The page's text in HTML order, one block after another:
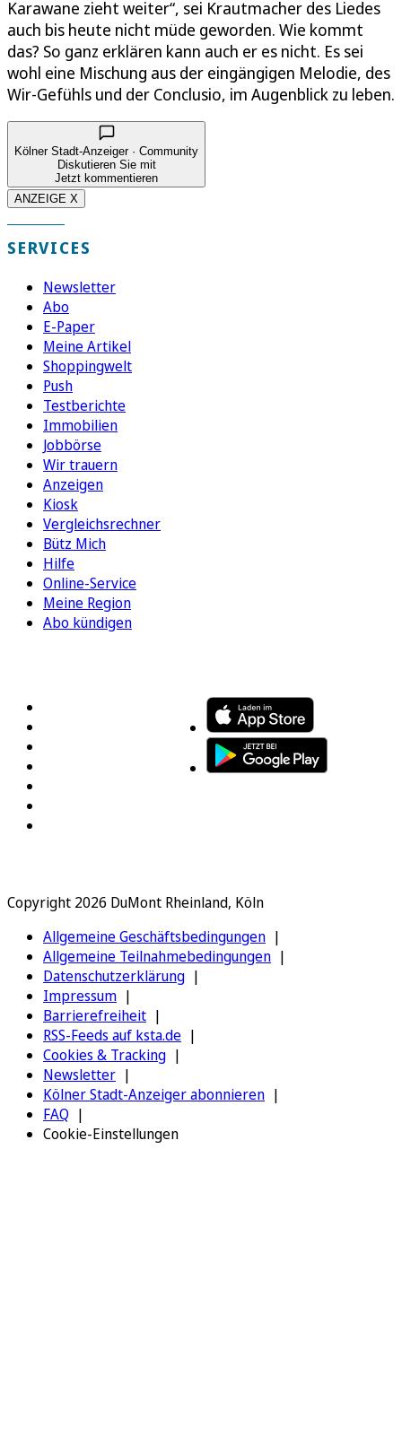
Karawane zieht weiter“, sei Krautmacher des Liedes
auch bis heute nicht müde geworden. Wie kommt
das? So ganz erklären kann auch er es nicht. Es sei
wohl eine Mischung aus der eingängigen Melodie, des
Wir-Gefühls und der Conclusio, im Augenblick zu leben.
Kölner Stadt-Anzeiger · Community
Diskutieren Sie mit
Jetzt kommentieren
ANZEIGE X
SERVICES
Newsletter
Abo
E-Paper
Meine Artikel
Shoppingwelt
Push
Testberichte
Immobilien
Jobbörse
Wir trauern
Anzeigen
Kiosk
Vergleichsrechner
Bütz Mich
Hilfe
Online-Service
Meine Region
Abo kündigen
Copyright 2026 DuMont Rheinland, Köln
Allgemeine Geschäftsbedingungen
Allgemeine Teilnahmebedingungen
Datenschutzerklärung
Impressum
Barrierefreiheit
RSS-Feeds auf ksta.de
Cookies & Tracking
Newsletter
Kölner Stadt-Anzeiger abonnieren
FAQ
Cookie-Einstellungen